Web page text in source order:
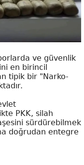
ve güvenlik
en birincil
tipik bir "Narko-
PKK, silah
sürdürebilmek
doğrudan entegre